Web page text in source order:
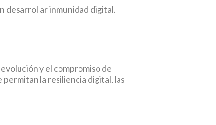
desarrollar inmunidad digital.
y el compromiso de
la resiliencia digital, las